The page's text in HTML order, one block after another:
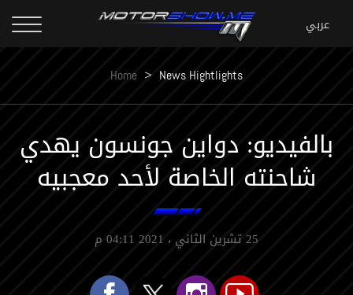
Home > News Hightlights
بالفيديو: دواين جونسون يهدي
شاحنته الخاصة لأحد معجبيه
25 تشرين الثاني ، 2021 04:11 م